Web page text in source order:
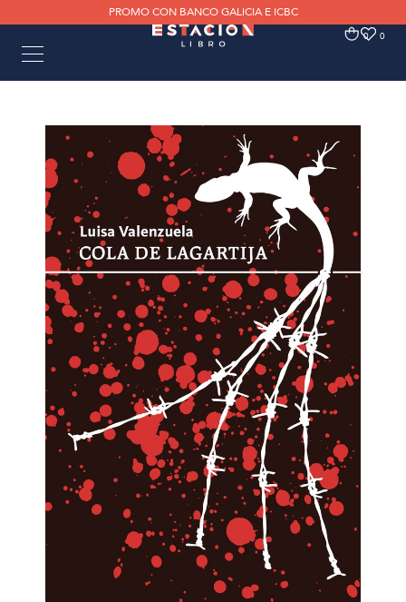
PROMO CON BANCO GALICIA E ICBC
0 0